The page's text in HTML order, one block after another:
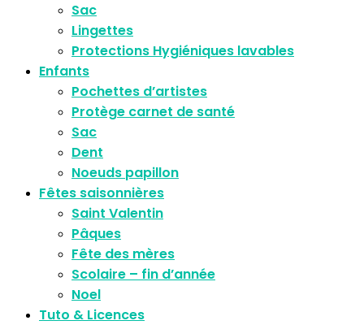
Sac
Lingettes
Protections Hygiéniques lavables
Enfants
Pochettes d’artistes
Protège carnet de santé
Sac
Dent
Noeuds papillon
Fêtes saisonnières
Saint Valentin
Pâques
Fête des mères
Scolaire – fin d’année
Noel
Tuto & Licences